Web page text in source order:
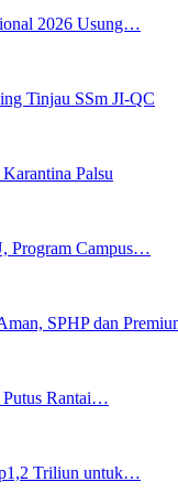
2026 Usung…
Tinjau SSm JI-QC
Palsu
Program Campus…
SPHP dan
Putus Rantai…
Triliun untuk…